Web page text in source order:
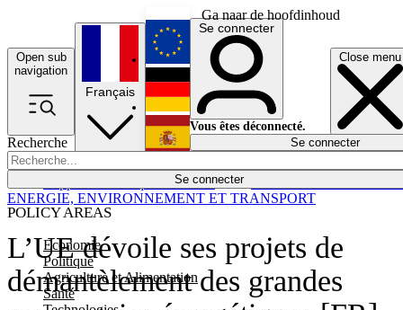
Ga naar de hoofdinhoud
Open sub
navigation
Close menu
Recherche
Se connecter
POLICY AREAS
Economie
Politique
Agriculture et Alimentation
Santé
Économie
Français
English
Deutsch
Español
Se connecter
Vous êtes déconnecté.
Se connecter
L’UE dévoile ses projets de
démantèlement des grandes
ENERGIE, ENVIRONNEMENT ET TRANSPORT